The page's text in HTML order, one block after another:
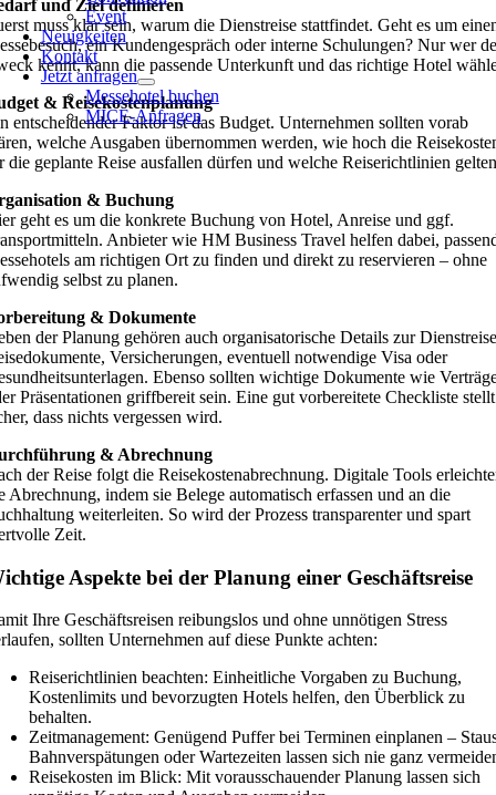
Event
Neuigkeiten
Kontakt
Jetzt anfragen
Messehotel buchen
MICE-Anfragen
und Ziel definieren
muss klar sein, warum die Dienstreise stattfindet. Geht es um
ein Kundengespräch oder interne Schulungen? Nur wer
kennt, kann die passende Unterkunft und das richtige Hotel
& Reisekostenplanung
entscheidender Faktor ist das Budget. Unternehmen sollten vorab
welche Ausgaben übernommen werden, wie hoch die
die geplante Reise ausfallen dürfen und welche Reiserichtlinien
& Buchung
geht es um die konkrete Buchung von Hotel, Anreise und ggf.
Anbieter wie HM Business Travel helfen dabei,
am richtigen Ort zu finden und direkt zu reservieren – ohne
selbst zu planen.
& Dokumente
der Planung gehören auch organisatorische Details zur
Versicherungen, eventuell notwendige Visa oder
Ebenso sollten wichtige Dokumente wie
Präsentationen griffbereit sein. Eine gut vorbereitete Checkliste stellt
dass nichts vergessen wird.
& Abrechnung
der Reise folgt die Reisekostenabrechnung. Digitale Tools
Abrechnung, indem sie Belege automatisch erfassen und an die
weiterleiten. So wird der Prozess transparenter und spart
Zeit.
Aspekte bei der Planung einer Geschäftsreise
Ihre Geschäftsreisen reibungslos und ohne unnötigen Stress
sollten Unternehmen auf diese Punkte achten:
Reiserichtlinien beachten: Einheitliche Vorgaben zu Buchung,
Kostenlimits und bevorzugten Hotels helfen, den Überblick zu
behalten.
Zeitmanagement: Genügend Puffer bei Terminen einplanen –
Bahnverspätungen oder Wartezeiten lassen sich nie ganz
Reisekosten im Blick: Mit vorausschauender Planung lassen sich